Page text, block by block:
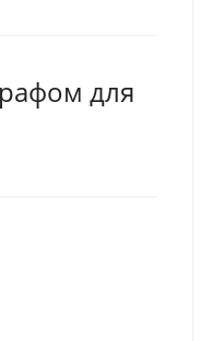
для